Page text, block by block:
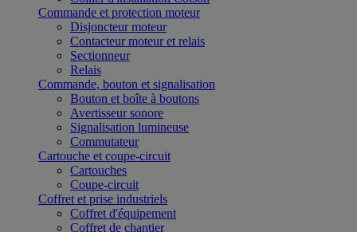
Commande et protection moteur
Disjoncteur moteur
Contacteur moteur et relais
Sectionneur
Relais
Commande, bouton et signalisation
Bouton et boîte à boutons
Avertisseur sonore
Signalisation lumineuse
Commutateur
Cartouche et coupe-circuit
Cartouches
Coupe-circuit
Coffret et prise industriels
Coffret d'équipement
Coffret de chantier